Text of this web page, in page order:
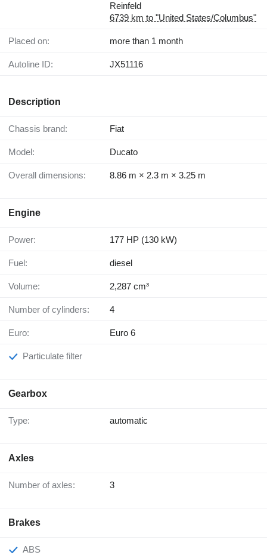
Reinfeld
6739 km to "United States/Columbus"
Placed on: more than 1 month
Autoline ID: JX51116
Description
Chassis brand: Fiat
Model: Ducato
Overall dimensions: 8.86 m × 2.3 m × 3.25 m
Engine
Power: 177 HP (130 kW)
Fuel: diesel
Volume: 2,287 cm³
Number of cylinders: 4
Euro: Euro 6
Particulate filter
Gearbox
Type: automatic
Axles
Number of axles: 3
Brakes
ABS